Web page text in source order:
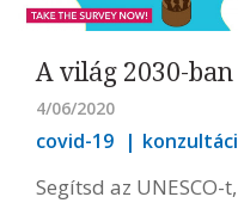
A világ 2030-ban
4/06/2020
covid-19
Segítsd az